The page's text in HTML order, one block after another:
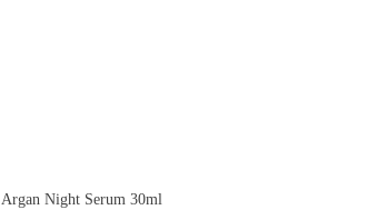
Argan Night Serum 30ml